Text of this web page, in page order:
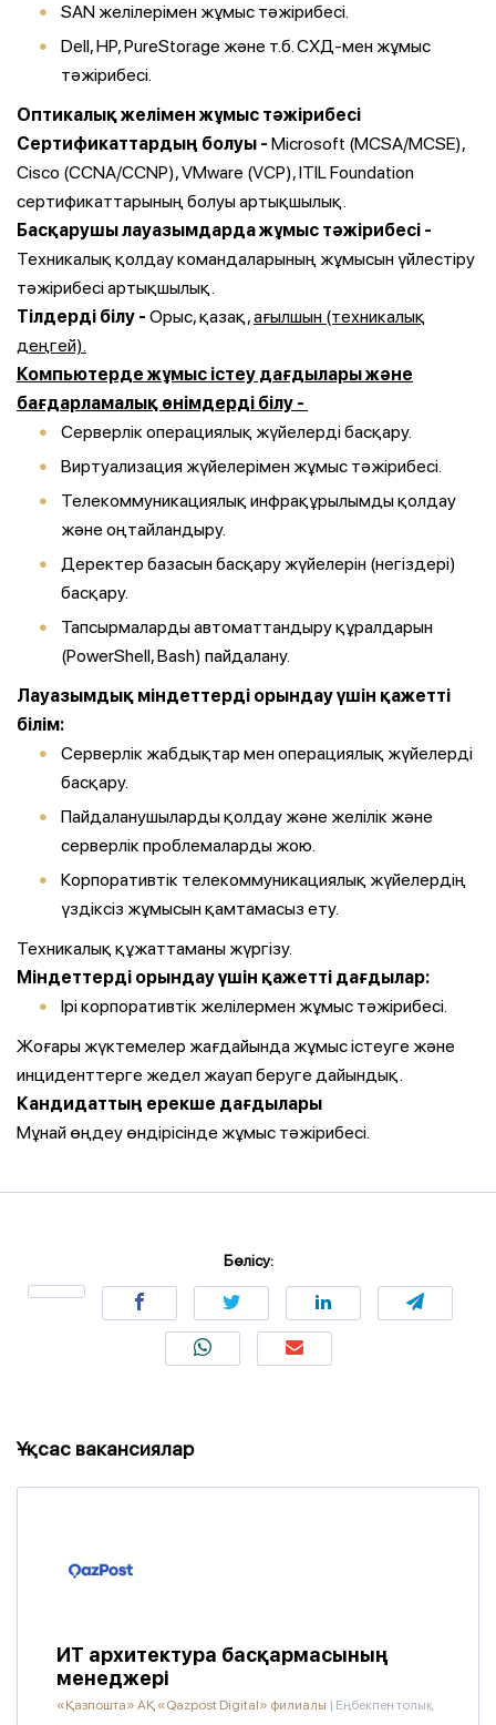
SAN желілерімен жұмыс тәжірибесі.
Dell, HP, PureStorage және т.б. СХД-мен жұмыс
тәжірибесі.
Оптикалық желімен жұмыс тәжірибесі
Сертификаттардың болуы - Microsoft (MCSA/MCSE),
Cisco (CCNA/CCNP), VMware (VCP), ITIL Foundation
сертификаттарының болуы артықшылық.
Басқарушы лауазымдарда жұмыс тәжірибесі -
Техникалық қолдау командаларының жұмысын үйлестіру
тәжірибесі артықшылық.
Тілдерді білу - Орыс, қазақ,ағылшын (техникалық
деңгей).
Компьютерде жұмыс істеу дағдылары және
бағдарламалық өнімдерді білу -
Серверлік операциялық жүйелерді басқару.
Виртуализация жүйелерімен жұмыс тәжірибесі.
Телекоммуникациялық инфрақұрылымды қолдау
және оңтайландыру.
Деректер базасын басқару жүйелерін (негіздері)
басқару.
Тапсырмаларды автоматтандыру құралдарын
(PowerShell, Bash) пайдалану.
Лауазымдық міндеттерді орындау үшін қажетті
білім:
Серверлік жабдықтар мен операциялық жүйелерді
басқару.
Пайдаланушыларды қолдау және желілік және
серверлік проблемаларды жою.
Корпоративтік телекоммуникациялық жүйелердің
үздіксіз жұмысын қамтамасыз ету.
Техникалық құжаттаманы жүргізу.
Міндеттерді орындау үшін қажетті дағдылар:
Ірі корпоративтік желілермен жұмыс тәжірибесі.
Жоғары жүктемелер жағдайында жұмыс істеуге және
инциденттерге жедел жауап беруге дайындық.
Кандидаттың ерекше дағдылары
Мұнай өңдеу өндірісінде жұмыс тәжірибесі.
Бөлісу:
Ұқсас вакансиялар
ИТ архитектура басқармасының
менеджері
«Қазпошта» АҚ «Qazpost Digital» филиалы | Еңбекпен толық